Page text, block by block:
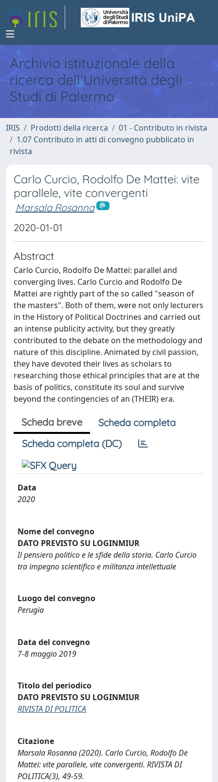
Archivio istituzionale della
ricerca dell'Università degli
Studi di Palermo
IRIS Prodotti della ricerca
01 - Contributo in rivista
1.07 Contributo in atti di convegno pubblicato in
rivista
Carlo Curcio, Rodolfo De Mattei: vite
parallele, vite convergenti
Marsala Rosanna
2020-01-01
Abstract
Carlo Curcio, Rodolfo De Mattei: parallel and
converging lives. Carlo Curcio and Rodolfo De
Mattei are rightly part of the so called "season of
the masters". Both of them, were not only lecturers
in the History of Political Doctrines and carried out
an intense publicity activity, but they greatly
contributed to the debate on the methodology and
nature of this discipline. Animated by civil passion,
they have devoted their lives as scholars to
researching those ethical principles that are at the
basis of politics, constitute its soul and survive
beyond the contingencies of an (THEIR) era.
Scheda breve
Scheda completa
Scheda completa (DC)
Data
2020
Nome del convegno
DATO PREVISTO SU LOGINMIUR
Il pensiero politico e le sfide della storia. Carlo Curcio
tra impegno scientifico e militanza intellettuale
Luogo del convegno
Perugia
Data del convegno
7-8 maggio 2019
Titolo del periodico
DATO PREVISTO SU LOGINMIUR
RIVISTA DI POLITICA
Citazione
Marsala Rosanna (2020). Carlo Curcio, Rodolfo De
Mattei: vite parallele, vite convergenti. RIVISTA DI
POLITICA(3), 49-59.